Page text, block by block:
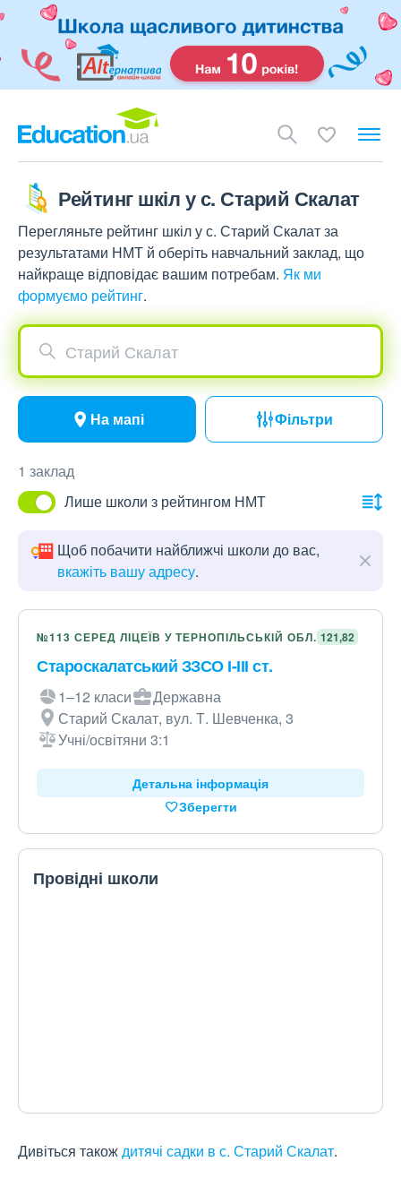
Рейтинг шкіл у с. Старий Скалат
Перегляньте рейтинг шкіл у с. Старий Скалат за
результатами НМТ й оберіть навчальний заклад, що
найкраще відповідає вашим потребам. Як ми
формуємо рейтинг.
Старий Скалат
На мапі Фільтри
1 заклад
Лише школи з рейтингом НМТ
Щоб побачити найближчі школи до вас,
вкажіть вашу адресу.
№113 СЕРЕД ЛІЦЕЇВ У ТЕРНОПІЛЬСЬКІЙ ОБЛ. 121,82
Староскалатський ЗЗСО І-ІІІ ст.
1–12 класи
Державна
Старий Скалат, вул. Т. Шевченка, 3
Учні/освітяни 3:1
Детальна інформація
Зберегти
Провідні школи
Дивіться такождитячі садки в с. Старий Скалат.